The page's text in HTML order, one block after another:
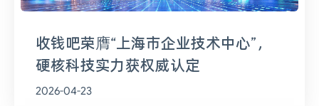
收钱吧荣膺“上海市企业技术中心”，
硬核科技实力获权威认定
2026-04-23